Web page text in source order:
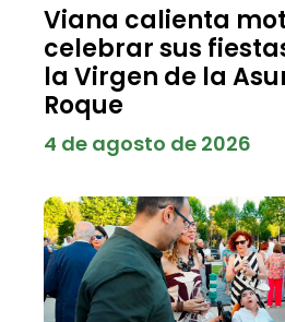
Viana calienta
celebrar sus
la Virgen de la
Roque
4 de agosto de 2026